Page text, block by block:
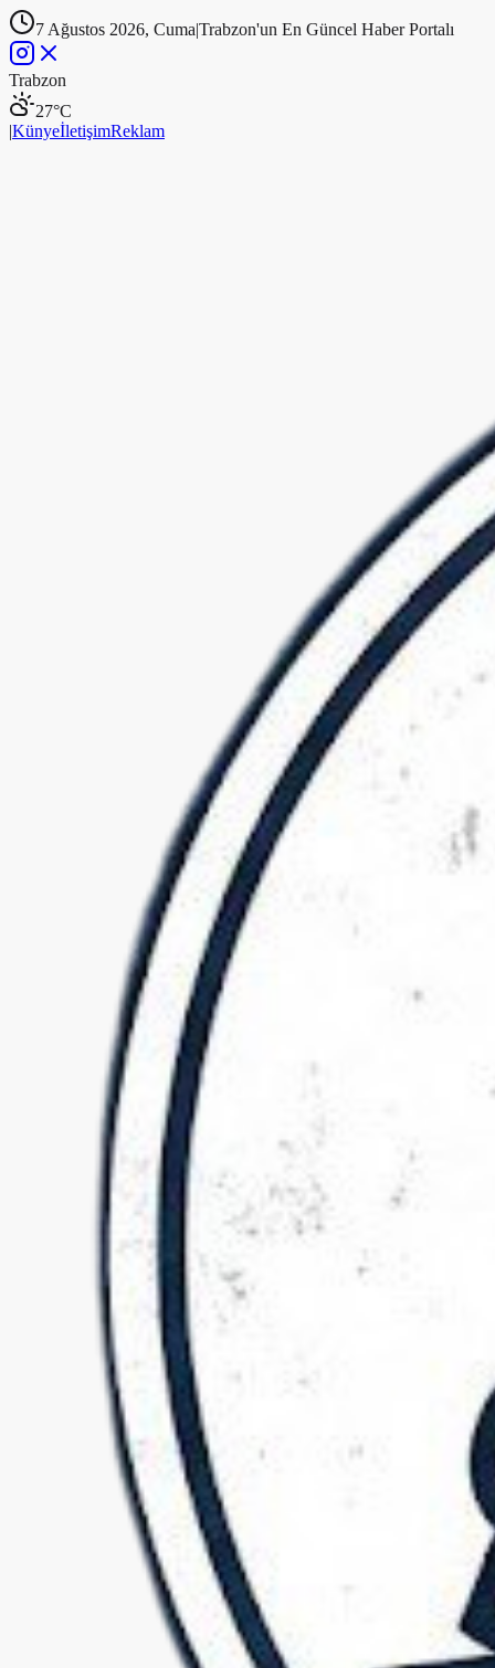
7 Ağustos 2026, Cuma|Trabzon'un En Güncel Haber Portalı
Trabzon
27°C
|KünyeİletişimReklam